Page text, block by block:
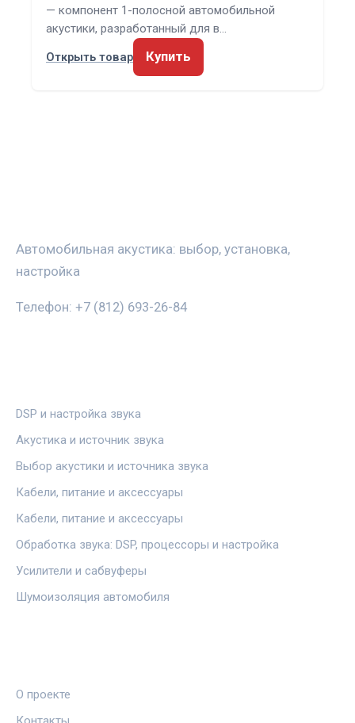
— компонент 1-полосной автомобильной
акустики, разработанный для в…
Открыть товар
Купить
Автомобильная акустика: выбор, установка,
настройка
Телефон: +7 (812) 693-26-84
DSP и настройка звука
Акустика и источник звука
Выбор акустики и источника звука
Кабели, питание и аксессуары
Кабели, питание и аксессуары
Обработка звука: DSP, процессоры и настройка
Усилители и сабвуферы
Шумоизоляция автомобиля
О проекте